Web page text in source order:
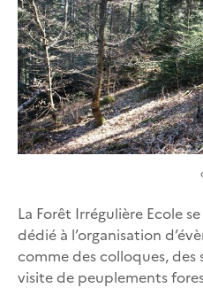
La Forêt Irrégulière Ecole
dédié à l’organisation
comme des colloques, des
visite de peuplements